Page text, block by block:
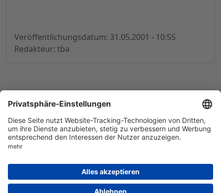
Veröffentlichungsdatum: 31.05.2001 - 10:55
Redakteur: tba
© 1998-2026by GSC Research GmbH
Datenschutz